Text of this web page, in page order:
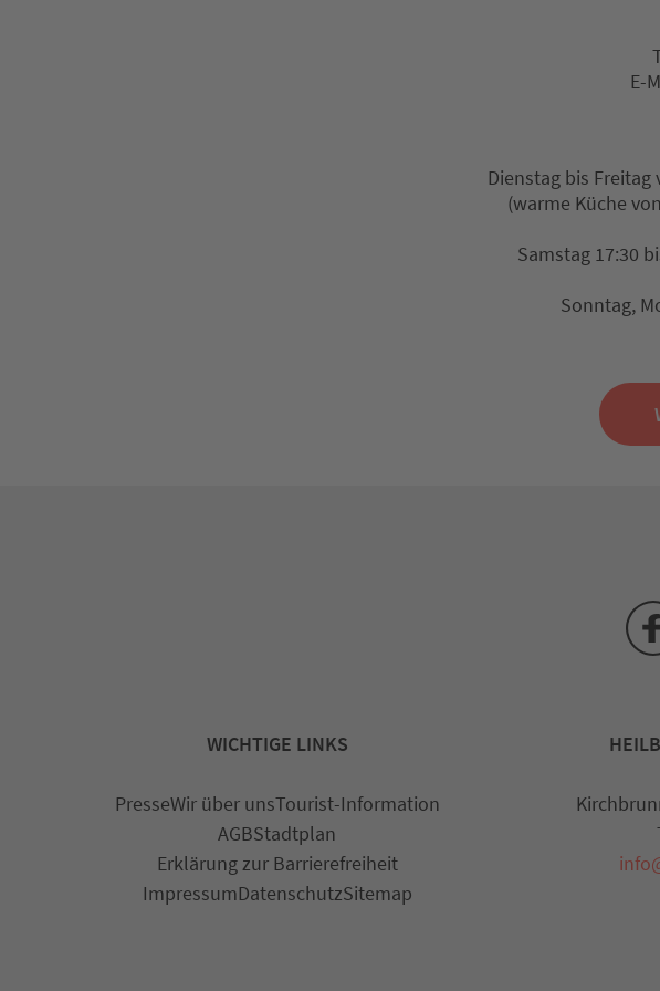
E-
Dienstag bis Freitag
(warme Küche
Samstag 17:30
Sonntag,
WICHTIGE LINKS
PresseWir über unsTourist-Information
AGBStadtplan
Erklärung zur Barrierefreiheit
ImpressumDatenschutzSitemap